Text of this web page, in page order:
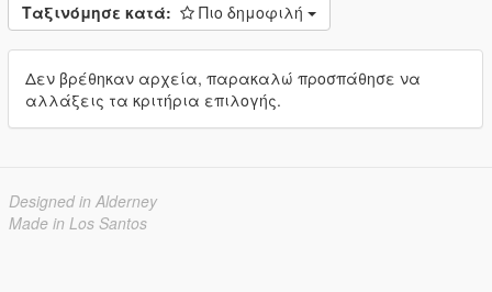
Ταξινόμησε κατά: Πιο δημοφιλή
Δεν βρέθηκαν αρχεία, παρακαλώ προσπάθησε να
αλλάξεις τα κριτήρια επιλογής.
Designed in Alderney
Made in Los Santos